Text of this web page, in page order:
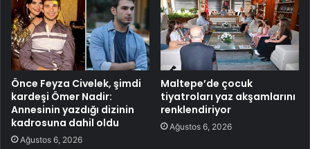
Önce Feyza Civelek, şimdi
kardeşi Ömer Nadir:
Annesinin yazdığı dizinin
kadrosuna dahil oldu
Ağustos 6, 2026
Maltepe’de çocuk
tiyatroları yaz akşamlarını
renklendiriyor
Ağustos 6, 2026